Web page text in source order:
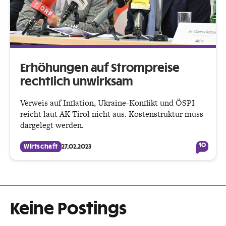
Erhöhungen auf Strompreise
rechtlich unwirksam
Verweis auf Inflation, Ukraine-Konflikt und ÖSPI
reicht laut AK Tirol nicht aus. Kostenstruktur muss
dargelegt werden.
Wirtschaft 27.02.2023 10
Keine Postings